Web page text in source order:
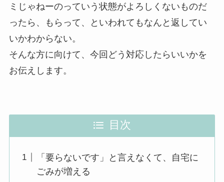
ミじゃねーのっていう状態がよろしくないものだ
ったら、もらって、といわれてもなんと返してい
いかわからない。
そんな方に向けて、今回どう対応したらいいかを
お伝えします。
目次
「要らないです」と言えなくて、自宅に
ごみが増える